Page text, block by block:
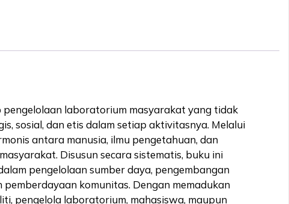
pengelolaan laboratorium masyarakat yang tidak
sosial, dan etis dalam setiap aktivitasnya. Melalui
antara manusia, ilmu pengetahuan, dan
Disusun secara sistematis, buku ini
pengelolaan sumber daya, pengembangan
komunitas. Dengan memadukan
pengelola laboratorium, mahasiswa, maupun